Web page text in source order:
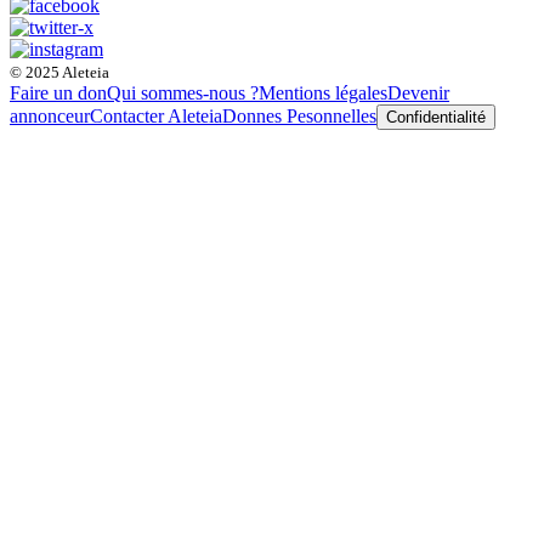
© 2025 Aleteia
Faire un donQui sommes-nous ?Mentions légalesDevenir
annonceurContacter AleteiaDonnes Pesonnelles Confidentialité